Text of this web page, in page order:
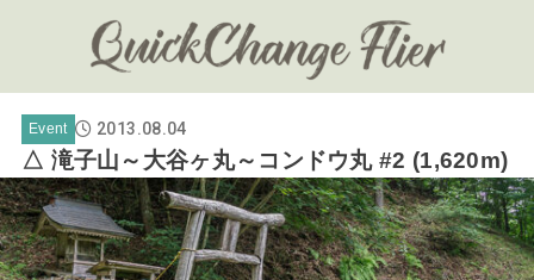
Event 2013.08.04
△ 滝子山～大谷ヶ丸～コンドウ丸 #2 (1,620m)